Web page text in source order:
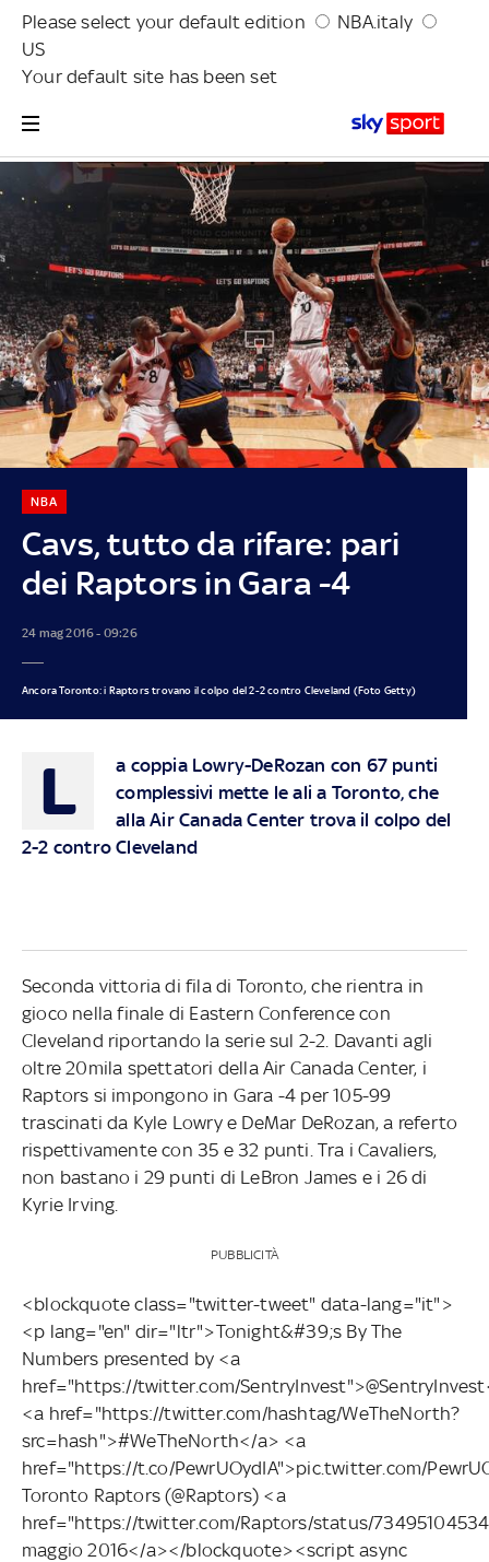
Please select your default edition
NBA.italy
US
Your default site has been set
Cavs, tutto da rifare: pari
dei Raptors in Gara -4
NBA
24 mag 2016 - 09:26
Ancora Toronto: i Raptors trovano il colpo del 2-2 contro Cleveland (Foto Getty)
L
a coppia Lowry-DeRozan con 67 punti
complessivi mette le ali a Toronto, che
alla Air Canada Center trova il colpo del
2-2 contro Cleveland
Seconda vittoria di fila di Toronto, che rientra in
gioco nella finale di Eastern Conference con
Cleveland riportando la serie sul 2-2. Davanti agli
oltre 20mila spettatori della Air Canada Center, i
Raptors si impongono in Gara -4 per 105-99
trascinati da Kyle Lowry e DeMar DeRozan, a referto
rispettivamente con 35 e 32 punti. Tra i Cavaliers,
non bastano i 29 punti di LeBron James e i 26 di
Kyrie Irving.
PUBBLICITÀ
<blockquote class="twitter-tweet" data-lang="it">
<p lang="en" dir="ltr">Tonight&#39;s By The
Numbers presented by <a
href="https://twitter.com/
<a href="https://twitter.com/hashtag/WeTheNorth?
src=hash">#WeTheNorth</a> <a
href="https://t.co/PewrUOydIA">pic.twitter.com/
Toronto Raptors (@Raptors) <a
href="https://twitter.com/Raptors/status/
maggio 2016</a></blockquote><script async